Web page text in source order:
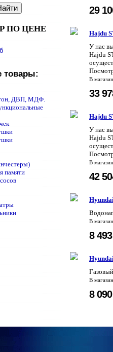
ПО ЦЕНЕ
товары:
ДВП, МДФ.
памяти
29
Hajdu
У нас
Hajdu
В
33
Hajdu
У нас
Hajdu
В
42
В
8
В
8